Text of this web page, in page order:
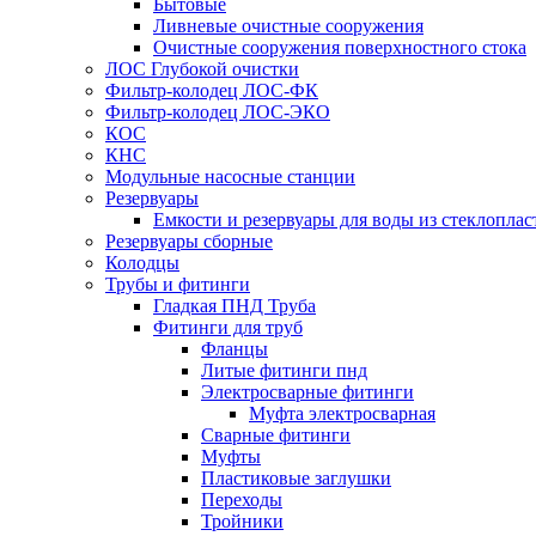
Бытовые
Ливневые очистные сооружения
Очистные сооружения поверхностного стока
ЛОС Глубокой очистки
Фильтр-колодец ЛОС-ФК
Фильтр-колодец ЛОС-ЭКО
КОС
КНС
Модульные насосные станции
Резервуары
Емкости и резервуары для воды из
Резервуары сборные
Колодцы
Трубы и фитинги
Гладкая ПНД Труба
Фитинги для труб
Фланцы
Литые фитинги пнд
Электросварные фитинги
Муфта электросварная
Сварные фитинги
Муфты
Пластиковые заглушки
Переходы
Тройники